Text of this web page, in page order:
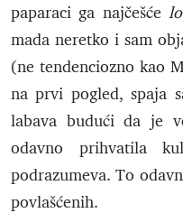
paparaci ga najčešće
mada neretko i sam
(ne tendenciozno kao
na prvi pogled, spaja
labava budući da je
odavno prihvatila
podrazumeva. To
povlašćenih.